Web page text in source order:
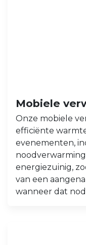
Mobiele
Onze mobiele
efficiënte
evenementen,
energiezuinig,
van een
wanneer dat